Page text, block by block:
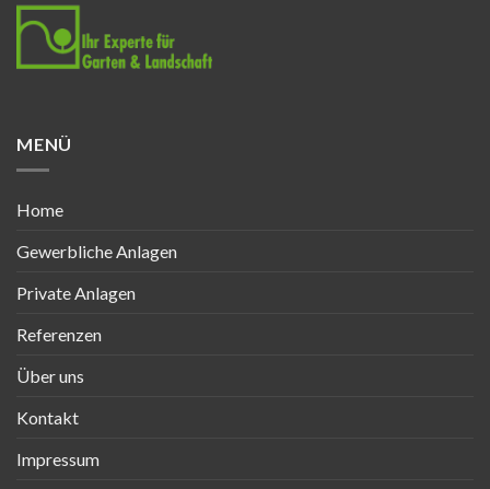
MENÜ
Home
Gewerbliche Anlagen
Private Anlagen
Referenzen
Über uns
Kontakt
Impressum